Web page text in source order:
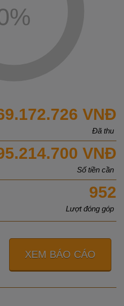
%
VNĐ
Đã thu
VNĐ
Số tiền cần
952
Lượt đóng góp
XEM BÁO CÁO